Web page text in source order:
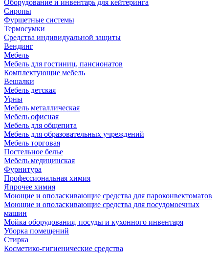
Оборудование и инвентарь для кейтеринга
Сиропы
Фуршетные системы
Термосумки
Средства индивидуальной защиты
Вендинг
Мебель
Мебель для гостиниц, пансионатов
Комплектующие мебель
Вешалки
Мебель детская
Урны
Мебель металлическая
Мебель офисная
Мебель для общепита
Мебель для образовательных учреждений
Мебель торговая
Постельное белье
Мебель медицинская
Фурнитура
Профессиональная химия
Япрочее химия
Моющие и ополаскивающие средства для пароконвектоматов
Моющие и ополаскивающие средства для посудомоечных
машин
Мойка оборудования, посуды и кухонного инвентаря
Уборка помещений
Стирка
Косметико-гигиенические средства